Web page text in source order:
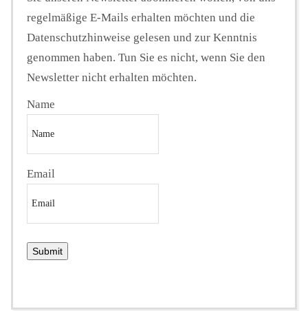
regelmäßige E-Mails erhalten möchten und die
Datenschutzhinweise gelesen und zur Kenntnis
genommen haben. Tun Sie es nicht, wenn Sie den
Newsletter nicht erhalten möchten.
Name
Email